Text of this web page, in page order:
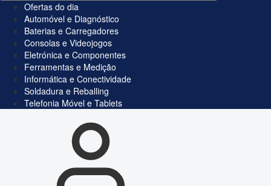
Ofertas do dia
Automóvel e Diagnóstico
Baterias e Carregadores
Consolas e Videojogos
Eletrónica e Componentes
Ferramentas e Medição
Informática e Conectividade
Soldadura e Reballing
Telefonia Móvel e Tablets